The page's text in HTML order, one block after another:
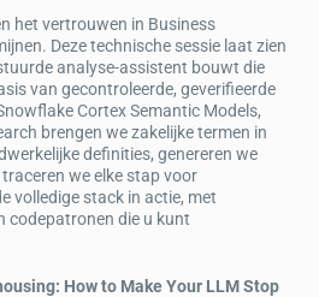
het vertrouwen in Business
Deze technische sessie laat zien
analyse-assistent bouwt die
van gecontroleerde, geverifieerde
Cortex Semantic Models,
brengen we zakelijke termen in
definities, genereren we
we elke stap voor
volledige stack in actie, met
codepatronen die u kunt
How to Make Your LLM Stop